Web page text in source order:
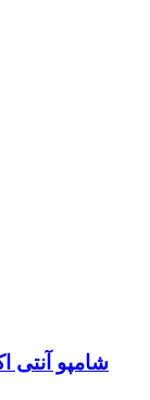
شامپو آنتی